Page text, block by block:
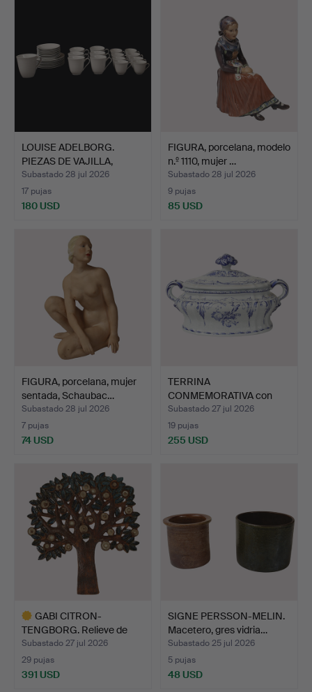
LOUISE ADELBORG.
PIEZAS DE VAJILLA,
Porcel…
Subastado 28 jul 2026
17 pujas
180 USD
FIGURA, porcelana, modelo
n.º 1110, mujer …
Subastado 28 jul 2026
9 pujas
85 USD
FIGURA, porcelana, mujer
sentada, Schaubac…
Subastado 28 jul 2026
7 pujas
74 USD
TERRINA
CONMEMORATIVA con
tapa, "250 års -…
Subastado 27 jul 2026
19 pujas
255 USD
GABI CITRON-
TENGBORG. Relieve de
pared/esc…
Subastado 27 jul 2026
29 pujas
391 USD
SIGNE PERSSON-MELIN.
Macetero, gres vidria…
Subastado 25 jul 2026
5 pujas
48 USD